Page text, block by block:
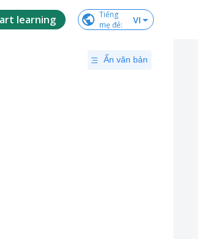
learning
Tiếng
mẹ đẻ: VI
Ẩn văn bản